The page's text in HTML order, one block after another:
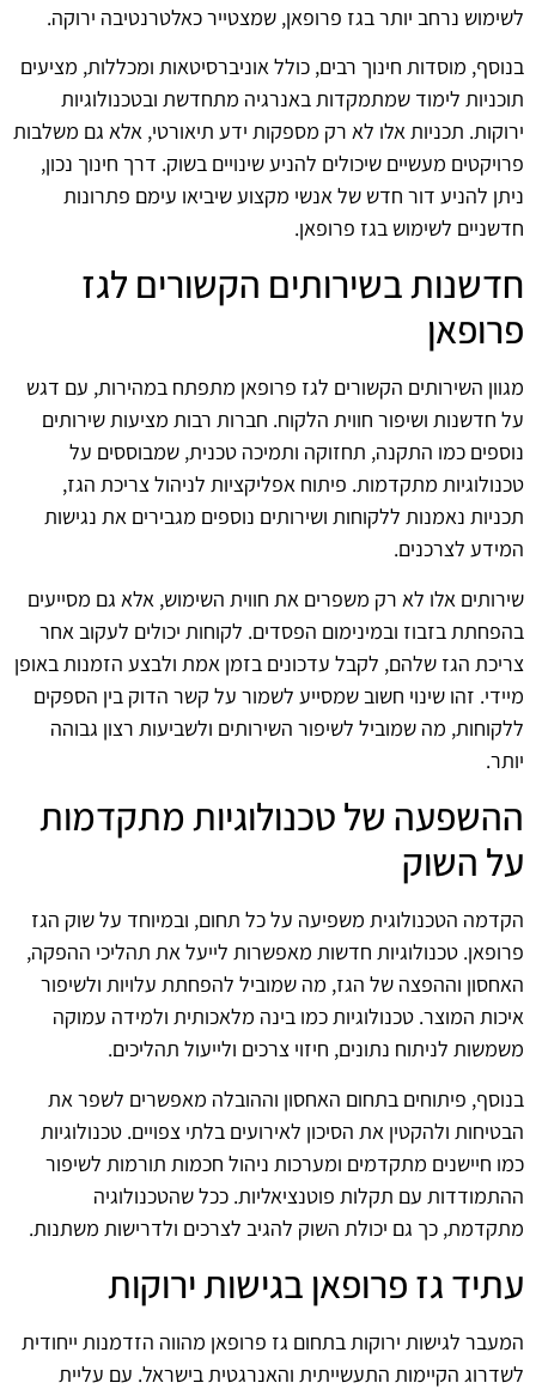
לשימוש נרחב יותר בגז פרופאן, שמצטייר כאלטרנטיבה ירוקה.
בנוסף, מוסדות חינוך רבים, כולל אוניברסיטאות ומכללות, מציעים
תוכניות לימוד שמתמקדות באנרגיה מתחדשת ובטכנולוגיות
ירוקות. תכניות אלו לא רק מספקות ידע תיאורטי, אלא גם משלבות
פרויקטים מעשיים שיכולים להניע שינויים בשוק. דרך חינוך נכון,
ניתן להניע דור חדש של אנשי מקצוע שיביאו עימם פתרונות
חדשניים לשימוש בגז פרופאן.
חדשנות בשירותים הקשורים לגז
פרופאן
מגוון השירותים הקשורים לגז פרופאן מתפתח במהירות, עם דגש
על חדשנות ושיפור חווית הלקוח. חברות רבות מציעות שירותים
נוספים כמו התקנה, תחזוקה ותמיכה טכנית, שמבוססים על
טכנולוגיות מתקדמות. פיתוח אפליקציות לניהול צריכת הגז,
תכניות נאמנות ללקוחות ושירותים נוספים מגבירים את נגישות
המידע לצרכנים.
שירותים אלו לא רק משפרים את חווית השימוש, אלא גם מסייעים
בהפחתת בזבוז ובמינימום הפסדים. לקוחות יכולים לעקוב אחר
צריכת הגז שלהם, לקבל עדכונים בזמן אמת ולבצע הזמנות באופן
מיידי. זהו שינוי חשוב שמסייע לשמור על קשר הדוק בין הספקים
ללקוחות, מה שמוביל לשיפור השירותים ולשביעות רצון גבוהה
יותר.
ההשפעה של טכנולוגיות מתקדמות
על השוק
הקדמה הטכנולוגית משפיעה על כל תחום, ובמיוחד על שוק הגז
פרופאן. טכנולוגיות חדשות מאפשרות לייעל את תהליכי ההפקה,
האחסון וההפצה של הגז, מה שמוביל להפחתת עלויות ולשיפור
איכות המוצר. טכנולוגיות כמו בינה מלאכותית ולמידה עמוקה
משמשות לניתוח נתונים, חיזוי צרכים ולייעול תהליכים.
בנוסף, פיתוחים בתחום האחסון וההובלה מאפשרים לשפר את
הבטיחות ולהקטין את הסיכון לאירועים בלתי צפויים. טכנולוגיות
כמו חיישנים מתקדמים ומערכות ניהול חכמות תורמות לשיפור
ההתמודדות עם תקלות פוטנציאליות. ככל שהטכנולוגיה
מתקדמת, כך גם יכולת השוק להגיב לצרכים ולדרישות משתנות.
עתיד גז פרופאן בגישות ירוקות
המעבר לגישות ירוקות בתחום גז פרופאן מהווה הזדמנות ייחודית
לשדרוג הקיימות התעשייתית והאנרגטית בישראל. עם עליית